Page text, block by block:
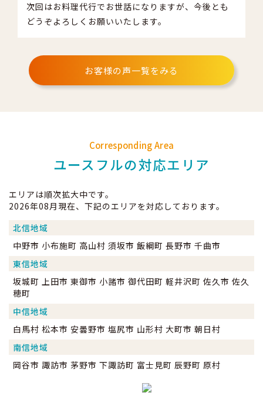
次回はお料理代行でお世話になりますが、今後とも
どうぞよろしくお願いいたします。
お客様の声一覧をみる
Corresponding Area
ユースフルの対応エリア
エリアは順次拡大中です。
2026年08月現在、下記のエリアを対応しております。
北信地域
中野市 小布施町 高山村 須坂市 飯綱町 長野市 千曲市
東信地域
坂城町 上田市 東御市 小諸市 御代田町 軽井沢町 佐久市 佐久
穂町
中信地域
白馬村 松本市 安曇野市 塩尻市 山形村 大町市 朝日村
南信地域
岡谷市 諏訪市 茅野市 下諏訪町 富士見町 辰野町 原村